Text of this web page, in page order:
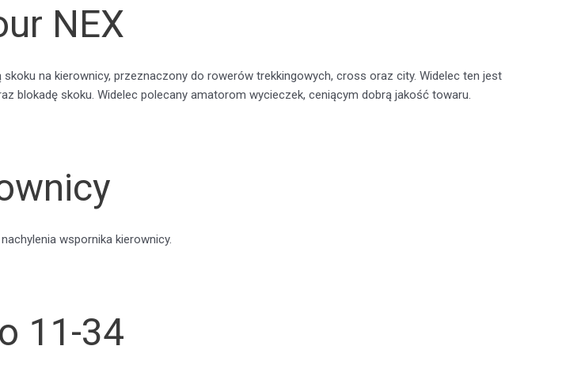
NEX
na kierownicy, przeznaczony do rowerów trekkingowych, cross oraz city. Widelec ten jest
blokadę skoku. Widelec polecany amatorom wycieczek, ceniącym dobrą jakość towaru.
wspornika kierownicy.
11-34